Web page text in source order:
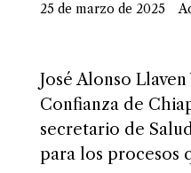
25 de marzo de 2025
José Alonso
Confianza de
secretario de
para los procesos